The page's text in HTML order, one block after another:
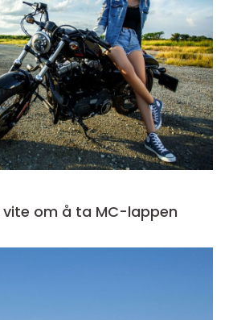
om å ta MC-lappen